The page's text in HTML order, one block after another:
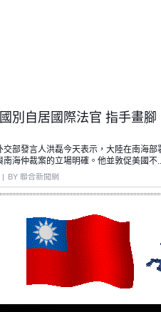
別自居國際法官 指手畫
交部發言人洪磊今天表示，大陸在南海
南海仲裁案的立場明確。他並敦促美國不
| BY 聯合新聞網